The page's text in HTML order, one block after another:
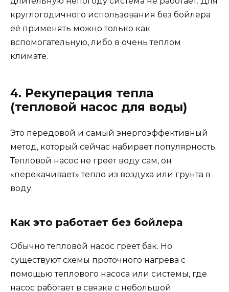
круглогодичного использования без бойлера
её применять можно только как
вспомогательную, либо в очень теплом
климате.
4. Рекуперация тепла
(тепловой насос для воды)
Это передовой и самый энергоэффективный
метод, который сейчас набирает популярность.
Тепловой насос не греет воду сам, он
«перекачивает» тепло из воздуха или грунта в
воду.
Как это работает без бойлера
Обычно тепловой насос греет бак. Но
существуют схемы проточного нагрева с
помощью теплового насоса или системы, где
насос работает в связке с небольшой